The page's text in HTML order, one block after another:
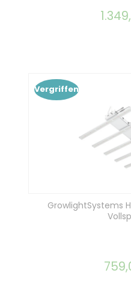
Vergriffen
GrowlightSystems